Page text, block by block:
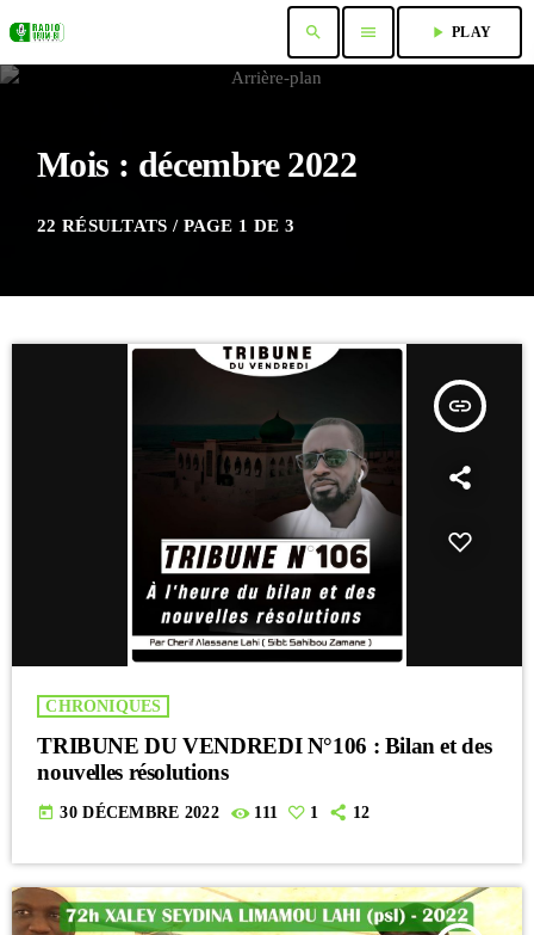
search menu play_arrow PLAY
Mois : décembre 2022
22 RÉSULTATS / PAGE 1 DE 3
insert_link
CHRONIQUES
TRIBUNE DU VENDREDI N°106 : Bilan et des
nouvelles résolutions
today 30 DÉCEMBRE 2022 111 1 12